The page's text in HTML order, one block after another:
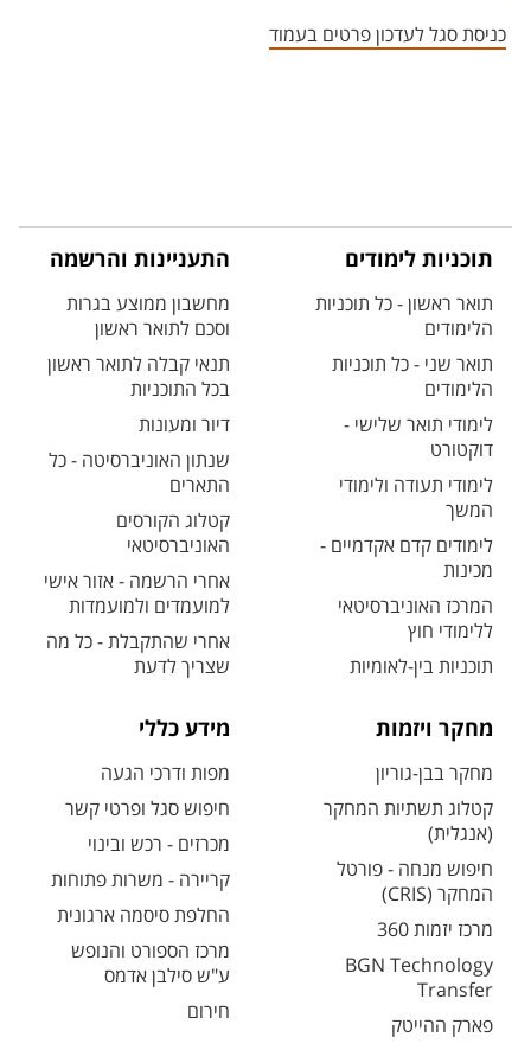
כניסת סגל לעדכון פרטים בעמוד
תוכניות לימודים
תואר ראשון - כל תוכניות
הלימודים
תואר שני - כל תוכניות
הלימודים
לימודי תואר שלישי -
דוקטורט
לימודי תעודה ולימודי
המשך
לימודים קדם אקדמיים -
מכינות
המרכז האוניברסיטאי
ללימודי חוץ
תוכניות בין-לאומיות
התעניינות והרשמה
מחשבון ממוצע בגרות
וסכם לתואר ראשון
תנאי קבלה לתואר ראשון
בכל התוכניות
דיור ומעונות
שנתון האוניברסיטה - כל
התארים
קטלוג הקורסים
האוניברסיטאי
אחרי הרשמה - אזור אישי
למועמדים ולמועמדות
אחרי שהתקבלת - כל מה
שצריך לדעת
מחקר ויזמות
מחקר בבן-גוריון
קטלוג תשתיות המחקר
(אנגלית)
חיפוש מנחה - פורטל
המחקר (CRIS)
מרכז יזמות 360
BGN Technology
Transfer
פארק ההייטק
מידע כללי
מפות ודרכי הגעה
חיפוש סגל ופרטי קשר
מכרזים - רכש ובינוי
קריירה - משרות פתוחות
החלפת סיסמה ארגונית
מרכז הספורט והנופש
ע"ש סילבן אדמס
חירום